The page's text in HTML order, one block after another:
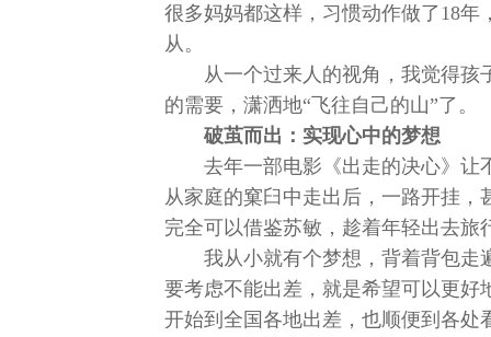
很多妈妈都这样，习惯动作做了18
从。
从一个过来人的视角，我觉得
的需要，潇洒地“飞往自己的山”了。
破茧而出：实现心中的梦想
去年一部电影《出走的决心》让
从家庭的窠臼中走出后，一路开挂
完全可以借鉴苏敏，趁着年轻出去旅
我从小就有个梦想，背着背包走
要考虑不能出差，就是希望可以更
开始到全国各地出差，也顺便到各